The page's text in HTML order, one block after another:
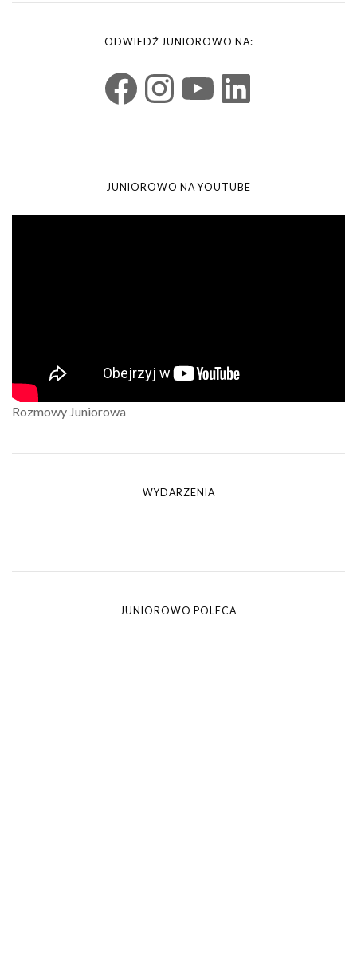
ODWIEDŹ JUNIOROWO NA:
JUNIOROWO NA YOUTUBE
Rozmowy Juniorowa
WYDARZENIA
JUNIOROWO POLECA